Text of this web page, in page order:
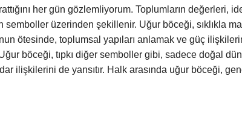
her gün gözlemliyorum. Toplumların değerleri,
semboller üzerinden şekillenir. Uğur böceği, sıklıkla
ötesinde, toplumsal yapıları anlamak ve güç
böceği, tıpkı diğer semboller gibi, sadece doğal
ilişkilerini de yansıtır. Halk arasında uğur böceği,